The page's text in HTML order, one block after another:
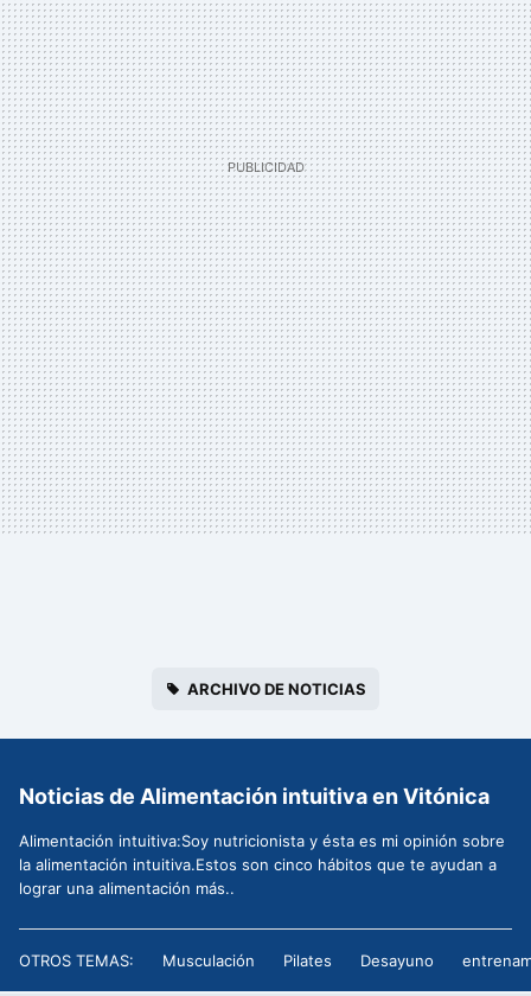
ARCHIVO DE NOTICIAS
Noticias de Alimentación intuitiva en Vitónica
Alimentación intuitiva:Soy nutricionista y ésta es mi opinión sobre
la alimentación intuitiva.Estos son cinco hábitos que te ayudan a
lograr una alimentación más..
OTROS TEMAS: Musculación Pilates Desayuno